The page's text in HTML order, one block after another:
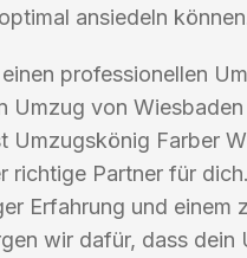
ansiedeln
professionellen
Umzug von
Umzugskönig Farber
richtige Partner für
Erfahrung und einem
wir dafür, dass dein